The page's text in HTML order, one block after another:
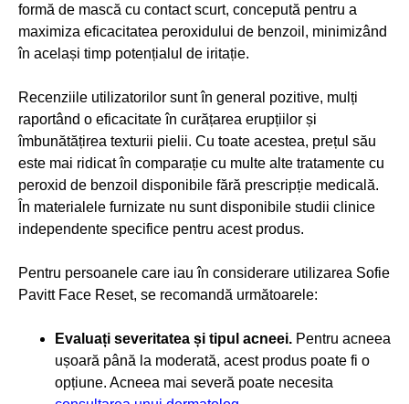
formă de mască cu contact scurt, concepută pentru a
maximiza eficacitatea peroxidului de benzoil, minimizând
în același timp potențialul de iritație.
Recenziile utilizatorilor sunt în general pozitive, mulți
raportând o eficacitate în curățarea erupțiilor și
îmbunătățirea texturii pielii. Cu toate acestea, prețul său
este mai ridicat în comparație cu multe alte tratamente cu
peroxid de benzoil disponibile fără prescripție medicală.
În materialele furnizate nu sunt disponibile studii clinice
independente specifice pentru acest produs.
Pentru persoanele care iau în considerare utilizarea Sofie
Pavitt Face Reset, se recomandă următoarele:
Evaluați severitatea și tipul acneei. Pentru acneea
ușoară până la moderată, acest produs poate fi o
opțiune. Acneea mai severă poate necesita